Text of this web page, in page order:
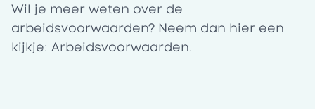
Wil je meer weten over de
arbeidsvoorwaarden? Neem dan hier een
kijkje: Arbeidsvoorwaarden.